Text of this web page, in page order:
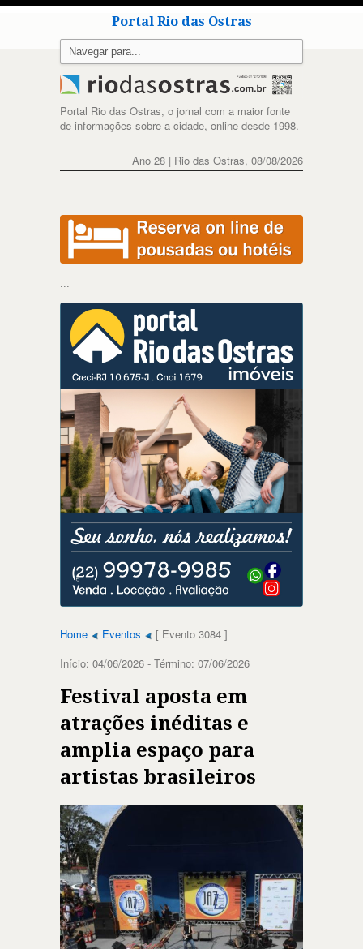
Portal Rio das Ostras
Portal Rio das Ostras, o jornal com a maior fonte
de informações sobre a cidade, online desde 1998.
Ano 28 | Rio das Ostras, 08/08/2026
...
Home Eventos
[ Evento 3084 ]
Início: 04/06/2026 - Término: 07/06/2026
Festival aposta em
atrações inéditas e
amplia espaço para
artistas brasileiros